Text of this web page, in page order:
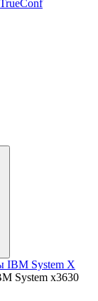
IBM System X
System x3630